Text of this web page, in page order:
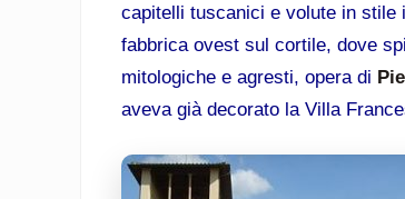
capitelli tuscanici e volute in stile
fabbrica ovest sul cortile, dove
mitologiche e agresti, opera di
aveva già decorato la Villa